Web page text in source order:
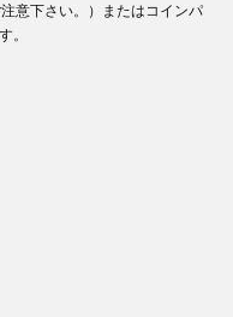
意下さい。）またはコインパ
。